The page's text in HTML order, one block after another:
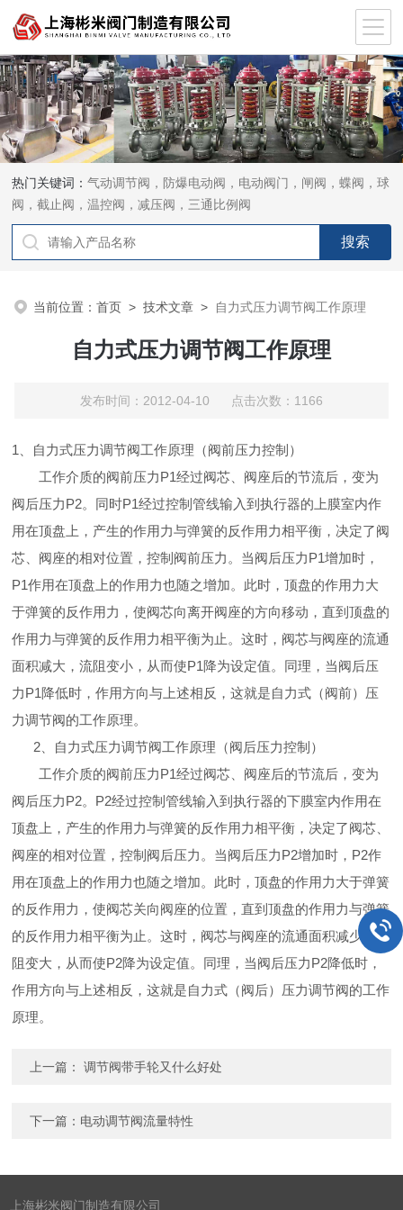
热门关键词：气动调节阀，防爆电动阀，电动阀门，闸阀，蝶阀，球
阀，截止阀，温控阀，减压阀，三通比例阀
当前位置：首页 >技术文章 > 自力式压力调节阀工作原理
自力式压力调节阀工作原理
发布时间：2012-04-10 点击次数：1166
1
、自力式压力调节阀工作原理（阀前压力控制）
工作介质的阀前压力P1经过阀芯、阀座后的节流后，变为
阀后压力P2。同时P1经过控制管线输入到执行器的上膜室内作
用在顶盘上，产生的作用力与弹簧的反作用力相平衡，决定了阀
芯、阀座的相对位置，控制阀前压力。当阀后压力P1增加时，
P1作用在顶盘上的作用力也随之增加。此时，顶盘的作用力大
于弹簧的反作用力，使阀芯向离开阀座的方向移动，直到顶盘的
作用力与弹簧的反作用力相平衡为止。这时，阀芯与阀座的流通
面积减大，流阻变小，从而使P1降为设定值。同理，当阀后压
力P1降低时，作用方向与上述相反，这就是自力式（阀前）压
力调节阀的工作原理。
2 、自力式压力调节阀工作原理（阀后压力控制）
工作介质的阀前压力P1经过阀芯、阀座后的节流后，变为
阀后压力P2。 P2经过控制管线输入到执行器的下膜室内作用在
顶盘上，产生的作用力与弹簧的反作用力相平衡，决定了阀芯、
阀座的相对位置，控制阀后压力。当阀后压力P2增加时， P2作
用在顶盘上的作用力也随之增加。此时，顶盘的作用力大于弹簧
的反作用力，使阀芯关向阀座的位置，直到顶盘的作用力与弹簧
的反作用力相平衡为止。这时，阀芯与阀座的流通面积减少，流
阻变大，从而使P2降为设定值。同理，当阀后压力P2降低时，
作用方向与上述相反，这就是自力式（阀后）压力调节阀的工作
原理。
上一篇：调节阀带手轮又什么好处
下一篇： 电动调节阀流量特性
上海彬米阀门制造有限公司